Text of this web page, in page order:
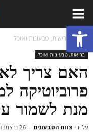
פתח סרגל נגישות
בית בריאות, טבעונות ואוכל
בריאות, טבעונות ואוכל
האם צריך
פרוביוטיקה
מנת לשמור
על ידי צוות הטבעונים - 26 בדצמבר 2020